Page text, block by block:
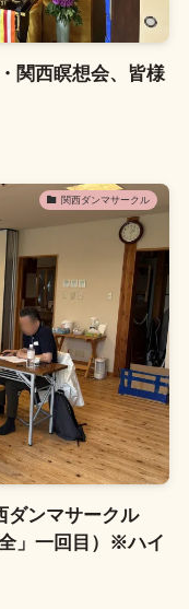
関西瞑想会、皆様
関西ダンマサークル
ダンマサークル
」一回目）※ハイ